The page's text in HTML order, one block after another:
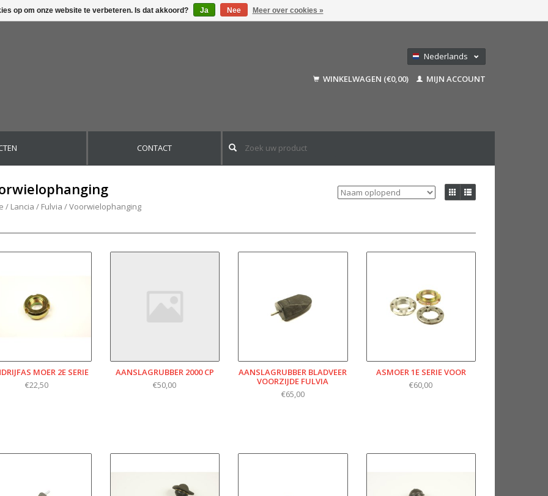
Nederlands
Français
WINKELWAGEN (€0,00) MIJN ACCOUNT
CONTACT
/ Lancia / Fulvia /Voorwielophanging
MOER 2E SERIE
€22,50
AANSLAGRUBBER 2000 CP
€50,00
AANSLAGRUBBER BLADVEER
VOORZIJDE FULVIA
€65,00
ASMOER 1E SERIE VOOR
€60,00
op om onze website te verbeteren. Is dat akkoord? Ja Nee Meer over cookies »